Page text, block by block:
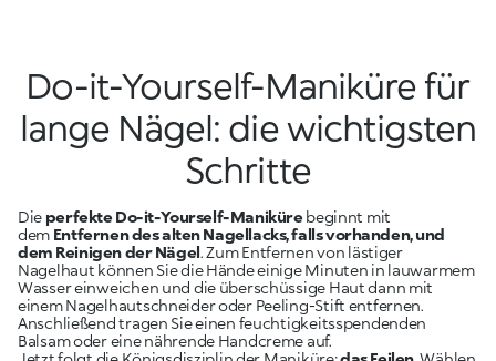
Do-it-Yourself-Maniküre für
lange Nägel: die wichtigsten
Schritte
Die perfekte Do-it-Yourself-Manikürebeginnt mit
dem Entfernen des alten Nagellacks, falls vorhanden, und
dem Reinigen der Nägel. Zum Entfernen von lästiger
Nagelhaut können Sie die Hände einige Minuten in lauwarmem
Wasser einweichen und die überschüssige Haut dann mit
einem Nagelhautschneider oder Peeling-Stift entfernen.
Anschließend tragen Sie einen feuchtigkeitsspendenden
Balsam oder eine nährende Handcreme auf.